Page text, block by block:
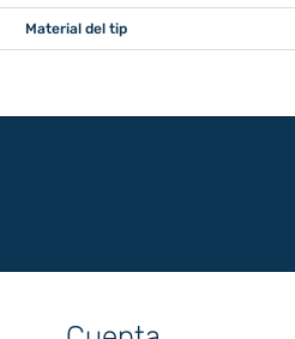
Material del tip